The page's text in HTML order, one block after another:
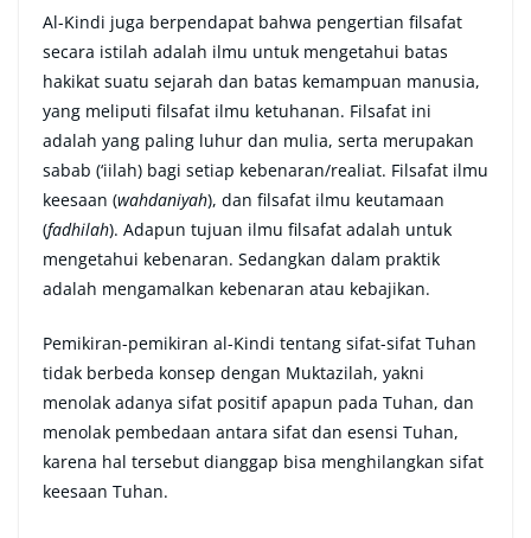
Al-Kindi juga berpendapat bahwa pengertian filsafat
secara istilah adalah ilmu untuk mengetahui batas
hakikat suatu sejarah dan batas kemampuan manusia,
yang meliputi filsafat ilmu ketuhanan. Filsafat ini
adalah yang paling luhur dan mulia, serta merupakan
sabab (‘iilah) bagi setiap kebenaran/realiat. Filsafat ilmu
keesaan (wahdaniyah), dan filsafat ilmu keutamaan
(fadhilah). Adapun tujuan ilmu filsafat adalah untuk
mengetahui kebenaran. Sedangkan dalam praktik
adalah mengamalkan kebenaran atau kebajikan.
Pemikiran-pemikiran al-Kindi tentang sifat-sifat Tuhan
tidak berbeda konsep dengan Muktazilah, yakni
menolak adanya sifat positif apapun pada Tuhan, dan
menolak pembedaan antara sifat dan esensi Tuhan,
karena hal tersebut dianggap bisa menghilangkan sifat
keesaan Tuhan.